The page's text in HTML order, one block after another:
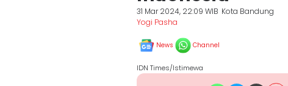
31 Mar 2024, 22:09 WIB Kota Bandung
Yogi Pasha
News Channel
IDN Times/Istimewa